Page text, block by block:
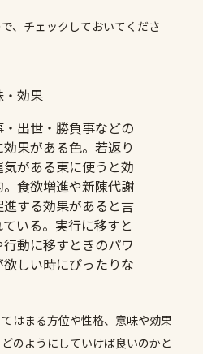
、チェックしておいてくださ
・効果
・出世・勝負事などの
効果がある色。若返り
気がある東に使うと効
。食欲増進や新陳代謝
進する効果があると言
ている。実行に移すと
行動に移すときのパワ
欲しい時にぴったりな
はまる方位や性格、意味や効果
のようにしていけば良いのかと